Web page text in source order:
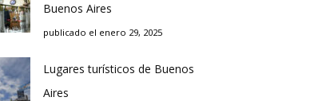
Buenos Aires
publicado el enero 29, 2025
Lugares turísticos de Buenos
Aires